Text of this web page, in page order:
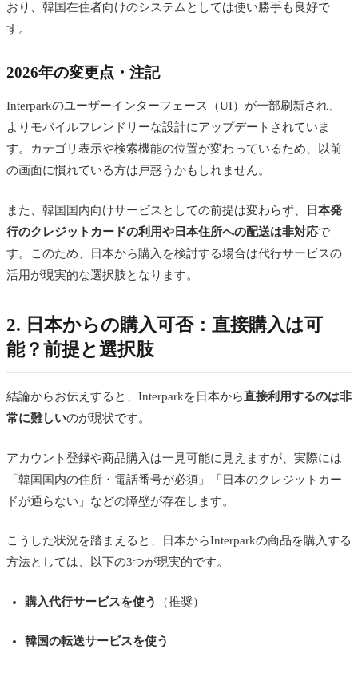
おり、韓国在住者向けのシステムとしては使い勝手も良好で
す。
2026年の変更点・注記
Interparkのユーザーインターフェース（UI）が一部刷新され、
よりモバイルフレンドリーな設計にアップデートされていま
す。カテゴリ表示や検索機能の位置が変わっているため、以前
の画面に慣れている方は戸惑うかもしれません。
また、韓国国内向けサービスとしての前提は変わらず、
日本発
行のクレジットカードの利用や日本住所への配送は非対応で
す。このため、日本から購入を検討する場合は代行サービスの
活用が現実的な選択肢となります。
2. 日本からの購入可否：直接購入は可
能？前提と選択肢
結論からお伝えすると、Interparkを日本から直接利用するのは非
常に難しいのが現状です。
アカウント登録や商品購入は一見可能に見えますが、実際には
「韓国国内の住所・電話番号が必須」「日本のクレジットカー
ドが通らない」などの障壁が存在します。
こうした状況を踏まえると、日本からInterparkの商品を購入する
方法としては、以下の3つが現実的です。
購入代行サービスを使う （推奨）
韓国の転送サービスを使う